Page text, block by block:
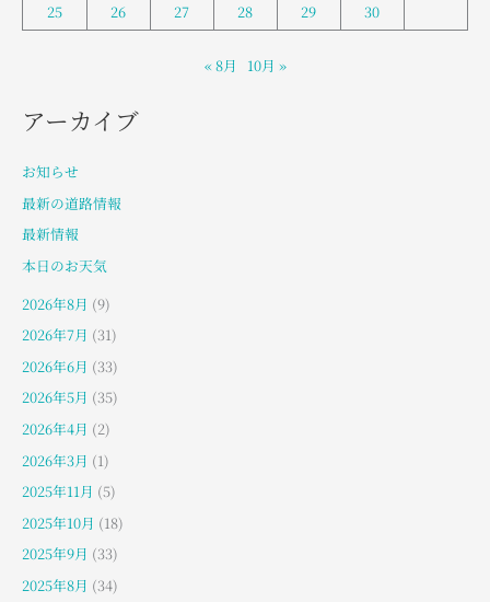
25
26 27 28 29 30
« 8月 10月 »
アーカイブ
お知らせ
最新の道路情報
最新情報
本日のお天気
2026年8月 (9)
2026年7月 (31)
2026年6月 (33)
2026年5月 (35)
2026年4月 (2)
2026年3月 (1)
2025年11月 (5)
2025年10月 (18)
2025年9月 (33)
2025年8月 (34)